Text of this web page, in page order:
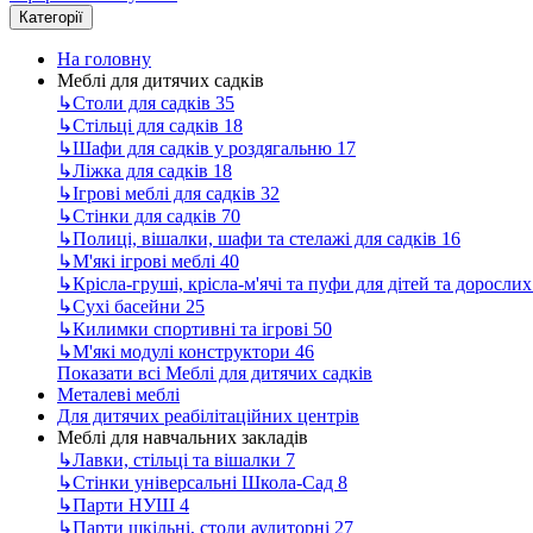
Категорії
На головну
Меблі для дитячих садків
↳Столи для садків 35
↳Стільці для садків 18
↳Шафи для садків у роздягальню 17
↳Ліжка для садків 18
↳Ігрові меблі для садків 32
↳Стінки для садків 70
↳Полиці, вішалки, шафи та стелажі для садків 16
↳М'які ігрові меблі 40
↳Крісла-груші, крісла-м'ячі та пуфи для дітей та
↳Сухі басейни 25
↳Килимки спортивні та ігрові 50
↳М'які модулі конструктори 46
Показати всі Меблі для дитячих садків
Металеві меблі
Для дитячих реабілітаційних центрів
Меблі для навчальних закладів
↳Лавки, стільці та вішалки 7
↳Стінки універсальні Школа-Сад 8
↳Парти НУШ 4
↳Парти шкільні, столи аудиторні 27